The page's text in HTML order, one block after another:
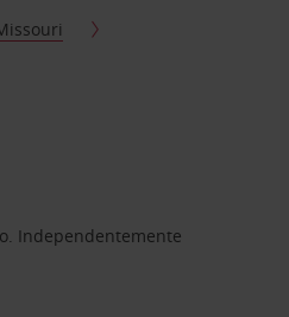
Independentemente